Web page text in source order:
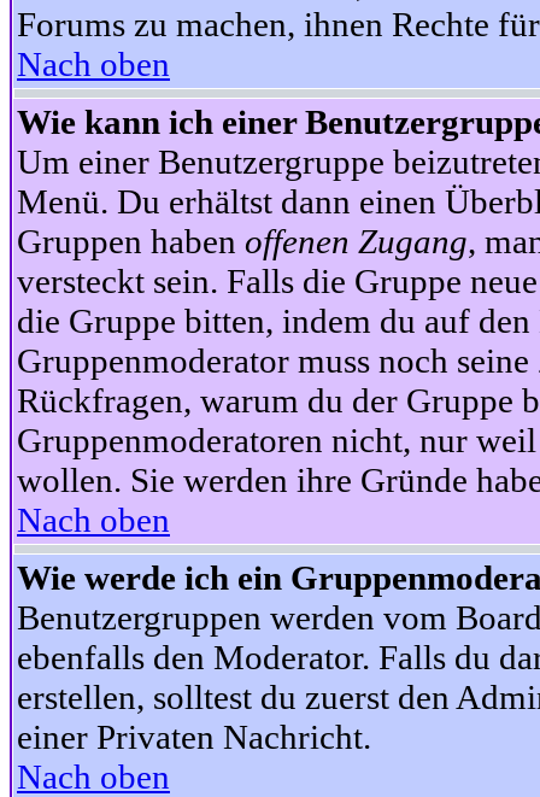
Forums zu machen, ihnen Rechte
Nach oben
Wie kann ich einer
Um einer Benutzergruppe
Menü. Du erhältst dann einen
Gruppen haben offenen Zugang,
versteckt sein. Falls die Gruppe
die Gruppe bitten, indem du auf
Gruppenmoderator muss noch
Rückfragen, warum du der Gruppe
Gruppenmoderatoren nicht, nur
wollen. Sie werden ihre Gründe
Nach oben
Wie werde ich ein
Benutzergruppen werden vom
ebenfalls den Moderator. Falls du
erstellen, solltest du zuerst den
einer Privaten Nachricht.
Nach oben